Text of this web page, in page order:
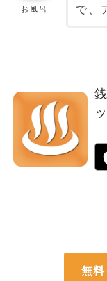
お風呂
で、
無